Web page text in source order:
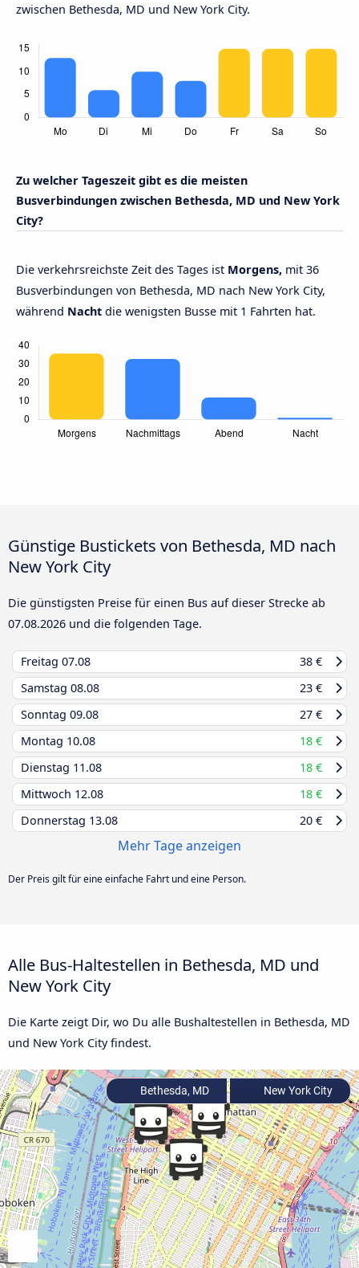
zwischen Bethesda, MD und New York City.
Zu welcher Tageszeit gibt es die meisten
Busverbindungen zwischen Bethesda, MD und New York
City?
Die verkehrsreichste Zeit des Tages ist Morgens, mit 36
Busverbindungen von Bethesda, MD nach New York City,
während Nacht die wenigsten Busse mit 1 Fahrten hat.
Günstige Bustickets von Bethesda, MD nach
New York City
Die günstigsten Preise für einen Bus auf dieser Strecke ab
07.08.2026 und die folgenden Tage.
Freitag 07.08
38 €
Samstag 08.08
23 €
Sonntag 09.08
27 €
Montag 10.08
18 €
Dienstag 11.08
18 €
Mittwoch 12.08
18 €
Donnerstag 13.08 20 €
Mehr Tage anzeigen
Der Preis gilt für eine einfache Fahrt und eine Person.
Alle Bus-Haltestellen in Bethesda, MD und
New York City
Die Karte zeigt Dir, wo Du alle Bushaltestellen in Bethesda, MD
und New York City findest.
Bethesda, MD New York City